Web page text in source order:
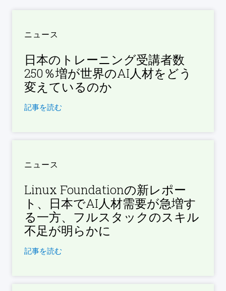
ニュース
日本のトレーニング受講者数
250％増が世界のAI人材をどう
変えているのか
記事を読む
ニュース
Linux Foundationの新レポー
ト、日本でAI人材需要が急増す
る一方、フルスタックのスキル
不足が明らかに
記事を読む